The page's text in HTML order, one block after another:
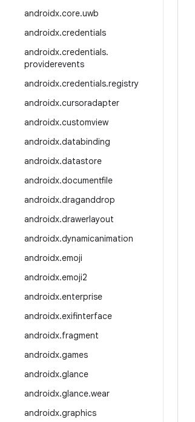
androidx.core.uwb
androidx.credentials
androidx.credentials.
providerevents
androidx.credentials.registry
androidx.cursoradapter
androidx.customview
androidx.databinding
androidx.datastore
androidx.documentfile
androidx.draganddrop
androidx.drawerlayout
androidx.dynamicanimation
androidx.emoji
androidx.emoji2
androidx.enterprise
androidx.exifinterface
androidx.fragment
androidx.games
androidx.glance
androidx.glance.wear
androidx.graphics